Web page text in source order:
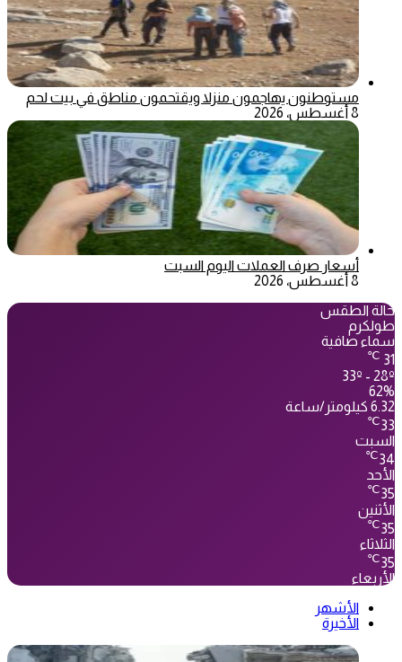
مستوطنون يهاجمون منزلا ويقتحمون مناطق في بيت لحم
8 أغسطس، 2026
أسعار صرف العملات اليوم السبت
8 أغسطس، 2026
حالة الطقس
طولكرم
سماء صافية
31
℃
33º - 28º
62%
6.32 كيلومتر/ساعة
33
℃
السبت
34
℃
الأحد
35
℃
الأثنين
35
℃
الثلاثاء
35
℃
الأربعاء
الأشهر
الأخيرة